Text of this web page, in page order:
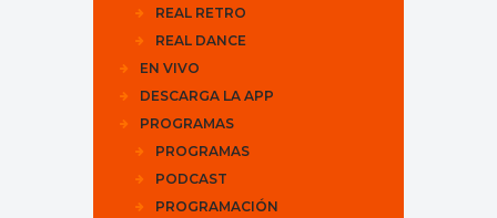
REAL RETRO
REAL DANCE
EN VIVO
DESCARGA LA APP
PROGRAMAS
PROGRAMAS
PODCAST
PROGRAMACIÓN